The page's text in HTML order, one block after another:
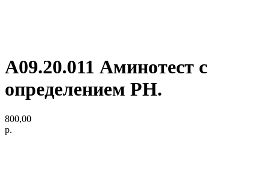
А09.20.011 Аминотест с
определением PH.
800,00
р.